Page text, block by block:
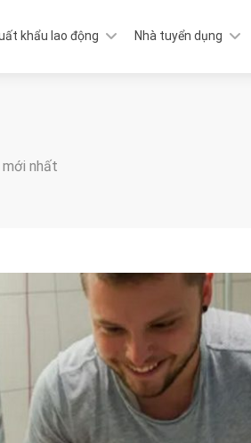
khẩu lao động Nhà tuyển dụng
nhất